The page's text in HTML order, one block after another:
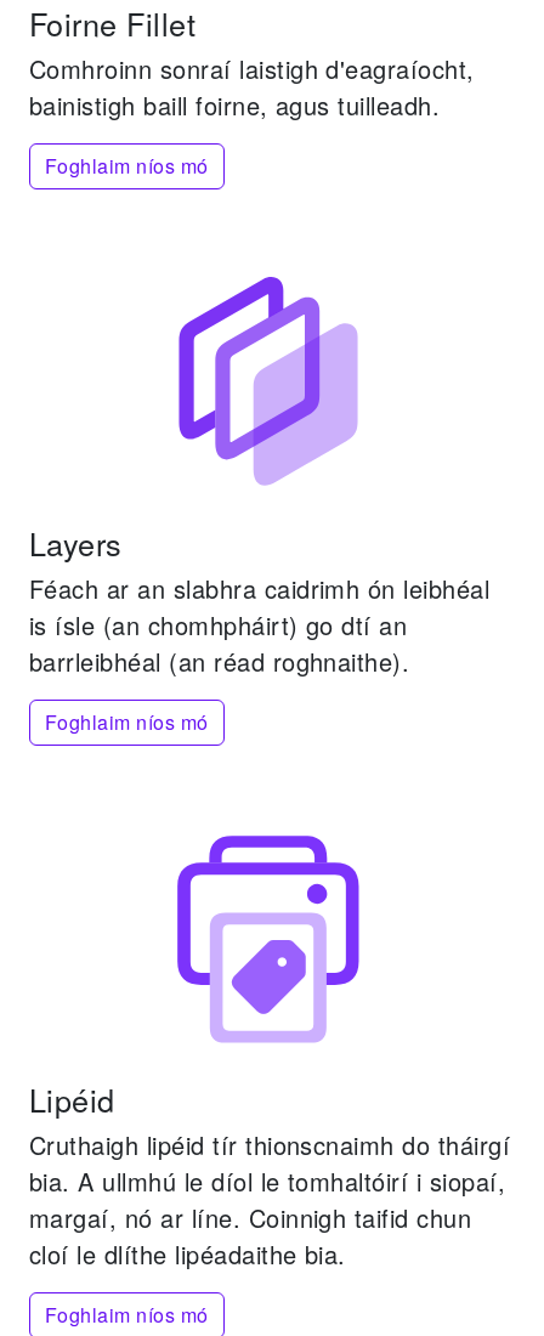
Foirne Fillet
Comhroinn sonraí laistigh d'eagraíocht,
bainistigh baill foirne, agus tuilleadh.
Foghlaim níos mó
Layers
Féach ar an slabhra caidrimh ón leibhéal
is ísle (an chomhpháirt) go dtí an
barrleibhéal (an réad roghnaithe).
Foghlaim níos mó
Lipéid
Cruthaigh lipéid tír thionscnaimh do tháirgí
bia. A ullmhú le díol le tomhaltóirí i siopaí,
margaí, nó ar líne. Coinnigh taifid chun
cloí le dlíthe lipéadaithe bia.
Foghlaim níos mó